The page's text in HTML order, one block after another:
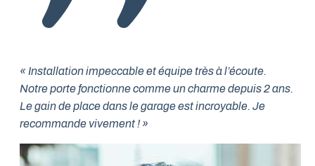
« Installation impeccable et équipe très à l’écoute.
Notre porte fonctionne comme un charme depuis 2 ans.
Le gain de place dans le garage est incroyable. Je
recommande vivement ! »